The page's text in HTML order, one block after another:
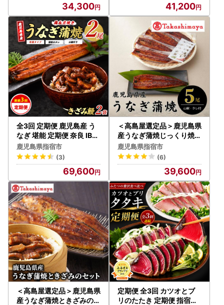
34,300 41,200
全3回 定期便 鹿児島産 う
なぎ 堪能 定期便 奈良 IBZ
020-002
鹿児島県指宿市
(3)
69,600
＜高島屋選定品＞鹿児島県
産うなぎ蒲焼じっくり焼き
(IB001-006/59D0133)
鹿児島県指宿市
(6)
39,600
＜高島屋選定品＞鹿児島県
産うなぎ蒲焼ときざみのセ
定期便 全3回 カツオとブ
リのたたき 定期便 指宿食